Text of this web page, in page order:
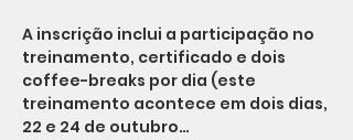
A inscrição inclui a participação no
treinamento, certificado e dois
coffee-breaks por dia (este
treinamento acontece em dois dias,
22 e 24 de outubro…